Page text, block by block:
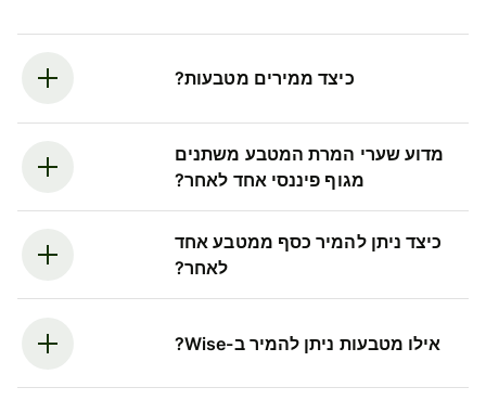
כיצד ממירים מטבעות?
מדוע שערי המרת המטבע משתנים
מגוף פיננסי אחד לאחר?
כיצד ניתן להמיר כסף ממטבע אחד
לאחר?
אילו מטבעות ניתן להמיר ב-Wise?